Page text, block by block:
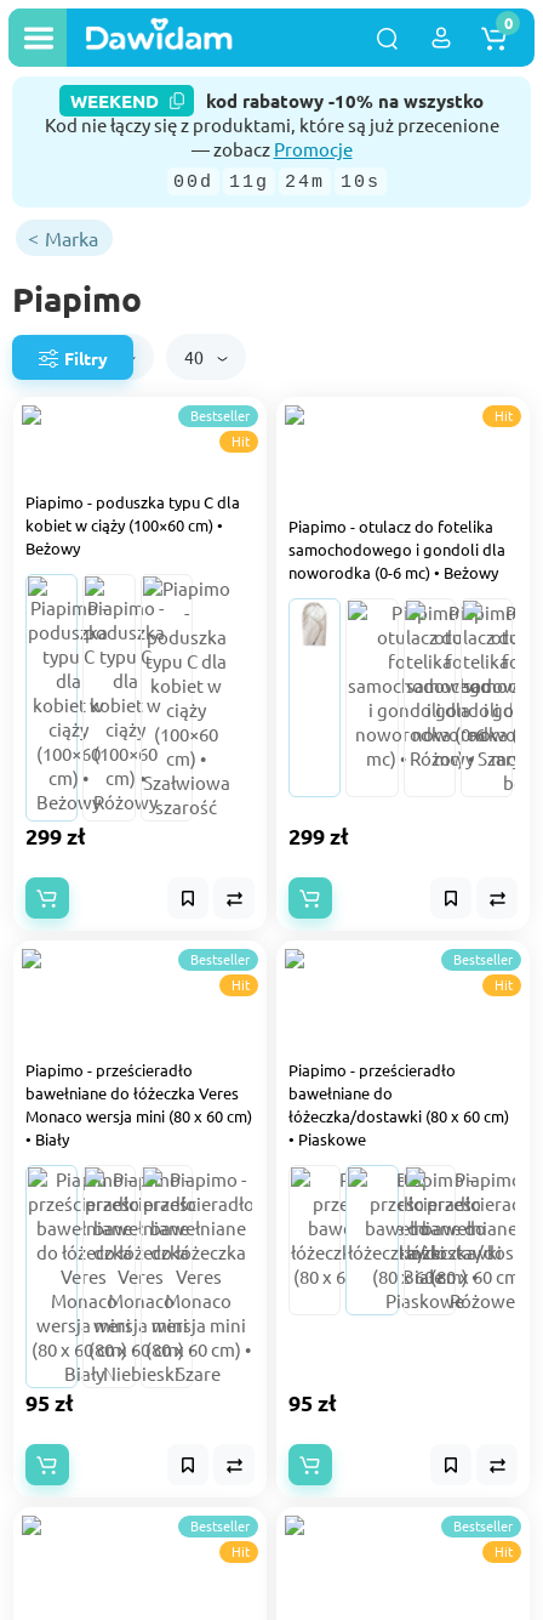
WEEKEND kod rabatowy -10% na wszystko
Kod nie łączy się z produktami, które są już przecenione
— zobacz Promocje
00d 11g 24m 09s
0
Marka
Piapimo
Filtry
Domyślnie 40
Bestseller
Hit
Piapimo - poduszka typu C dla
kobiet w ciąży (100×60 cm) •
Beżowy
299 zł
Hit
Piapimo - otulacz do fotelika
samochodowego i gondoli dla
noworodka (0-6 mc) • Beżowy
299 zł
Bestseller
Hit
Piapimo - prześcieradło
bawełniane do łóżeczka Veres
Monaco wersja mini (80 х 60 cm)
• Biały
95 zł
Bestseller
Hit
Piapimo - prześcieradło
bawełniane do
łóżeczka/dostawki (80 х 60 cm)
• Piaskowe
95 zł
Bestseller
Hit
Bestseller
Hit